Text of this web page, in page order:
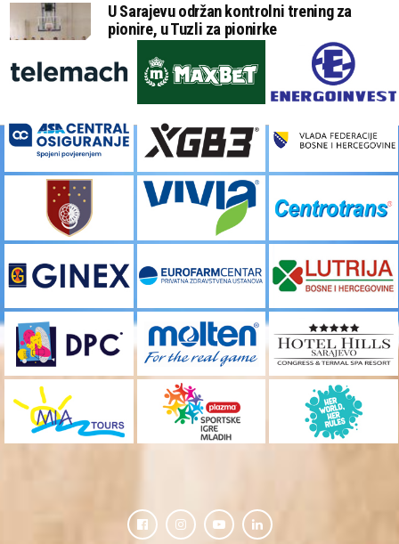
U Sarajevu održan kontrolni trening za
pionire, u Tuzli za pionirke